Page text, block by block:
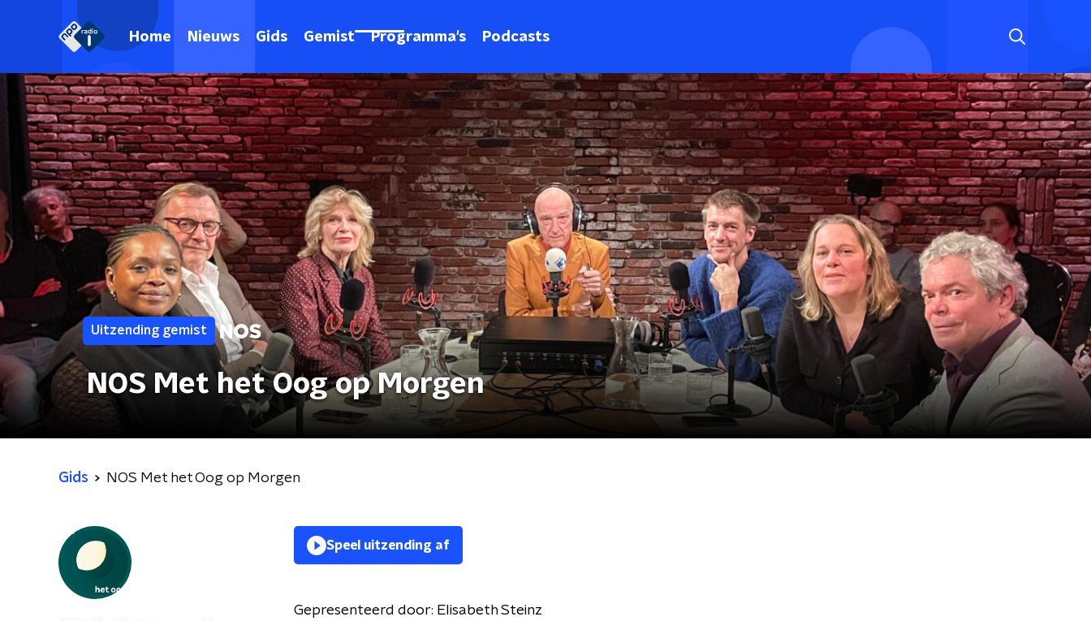
Home Nieuws Gids Gemist Programma's Podcasts
Uitzending gemist
NOS Met het Oog op Morgen
Gids NOS Met het Oog op Morgen
Speel uitzending af
Gepresenteerd door: Elisabeth Steinz